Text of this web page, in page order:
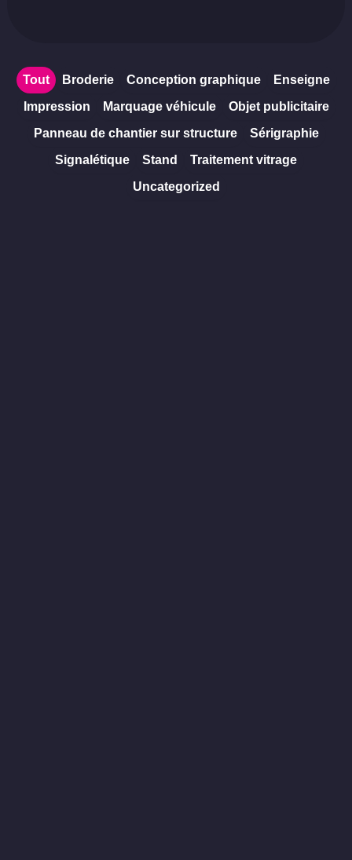
Broderie Conception graphique
Enseigne
Impression
Marquage véhicule
Objet publicitaire
Panneau de chantier sur structure
Sérigraphie
Signalétique
Stand
Traitement vitrage
Uncategorized
Tout